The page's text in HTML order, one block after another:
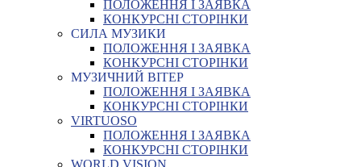
ПОЛОЖЕННЯ І ЗАЯВКА
КОНКУРСНІ СТОРІНКИ
СИЛА МУЗИКИ
ПОЛОЖЕННЯ І ЗАЯВКА
КОНКУРСНІ СТОРІНКИ
МУЗИЧНИЙ ВІТЕР
ПОЛОЖЕННЯ І ЗАЯВКА
КОНКУРСНІ СТОРІНКИ
VIRTUOSO
ПОЛОЖЕННЯ І ЗАЯВКА
КОНКУРСНІ СТОРІНКИ
WORLD VISION